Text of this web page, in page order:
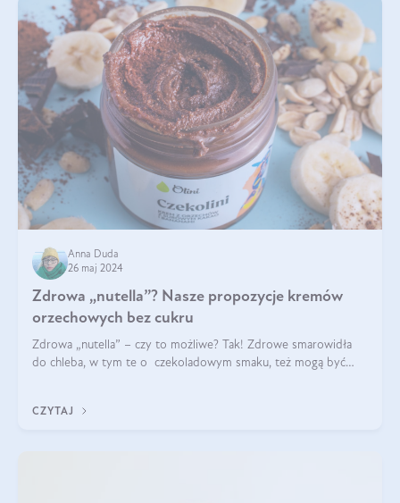
Anna Duda
26 maj 2024
Zdrowa „nutella”? Nasze propozycje kremów
orzechowych bez cukru
Zdrowa „nutella” – czy to możliwe? Tak! Zdrowe smarowidła
do chleba, w tym te o czekoladowym smaku, też mogą być
CZYTAJ